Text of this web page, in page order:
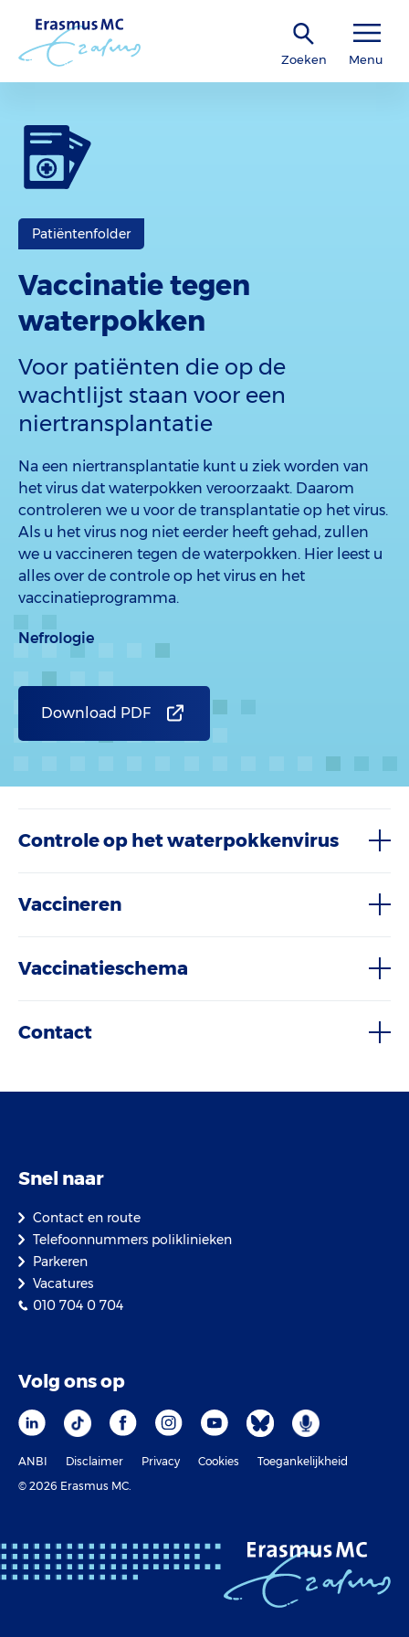
Zoeken Menu
Patiëntenfolder
Vaccinatie tegen
waterpokken
Voor patiënten die op de
wachtlijst staan voor een
niertransplantatie
Na een niertransplantatie kunt u ziek worden van
het virus dat waterpokken veroorzaakt. Daarom
controleren we u voor de transplantatie op het virus.
Als u het virus nog niet eerder heeft gehad, zullen
we u vaccineren tegen de waterpokken. Hier leest u
alles over de controle op het virus en het
vaccinatieprogramma.
Nefrologie
Download PDF
Controle op het waterpokkenvirus
Vaccineren
Vaccinatieschema
Contact
Snel naar
Contact en route
Telefoonnummers poliklinieken
Parkeren
Vacatures
010 704 0 704
Volg ons op
ANBI Disclaimer Privacy Cookies
Toegankelijkheid
© 2026 Erasmus MC.